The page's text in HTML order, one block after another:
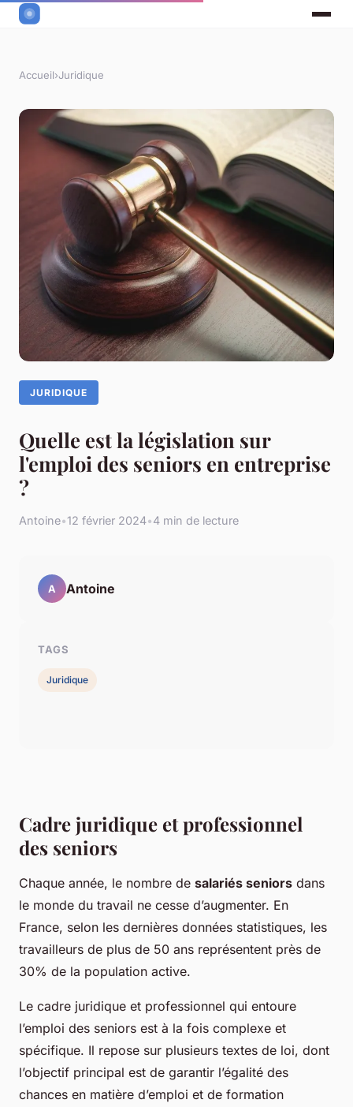
Accueil›Juridique
JURIDIQUE
Quelle est la législation sur
l'emploi des seniors en entreprise
?
Antoine•12 février 2024•4 min de lecture
Cadre juridique et professionnel
des seniors
Chaque année, le nombre de salariés seniors dans
le monde du travail ne cesse d’augmenter. En
France, selon les dernières données statistiques, les
travailleurs de plus de 50 ans représentent près de
30% de la population active.
Le cadre juridique et professionnel qui entoure
l’emploi des seniors est à la fois complexe et
spécifique. Il repose sur plusieurs textes de loi, dont
l’objectif principal est de garantir l’égalité des
chances en matière d’emploi et de formation
A Antoine
TAGS
Juridique